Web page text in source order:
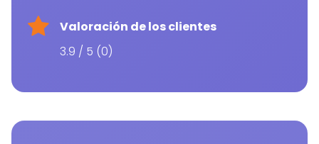
Valoración de los clientes
3.9 / 5 (0)